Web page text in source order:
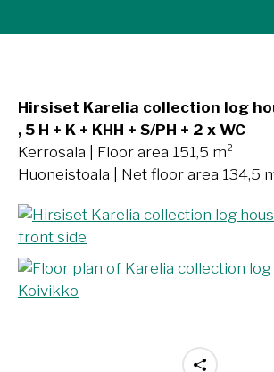
Hirsiset Karelia collection log
, 5 H + K + KHH + S/PH + 2 x WC
Kerrosala | Floor area 151,5 m²
Huoneistoala | Net floor area 134,5